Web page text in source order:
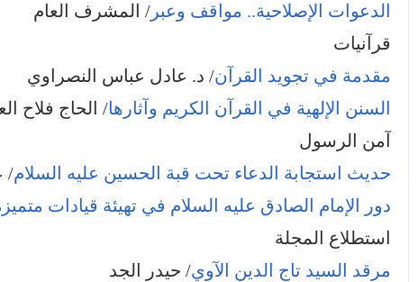
الدعوات الإصلاحية.. مواقف وعبر / المشرف العام
قرآنيات
مقدمة في تجويد القرآن/ د. عادل عباس النصراوي
السنن الإلهية في القرآن الكريم وآثارها/ الحاج فلاح
آمن الرسول
حديث استجابة الدعاء تحت قبة الحسين عليه السلام/
دور الإمام الصادق عليه السلام في تهيئة قيادات
استطلاع المجلة
مرقد السيد تاج الدين الآوي/ حيدر الجد